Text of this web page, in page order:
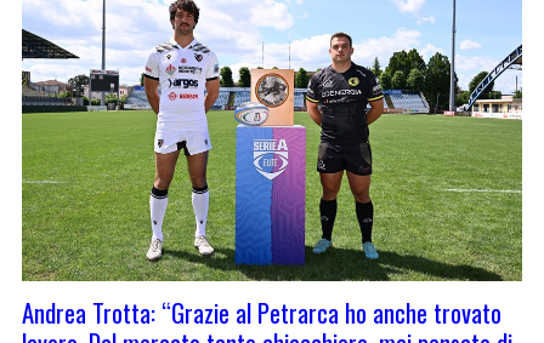
Andrea Trotta: “Grazie al Petrarca ho anche trovato